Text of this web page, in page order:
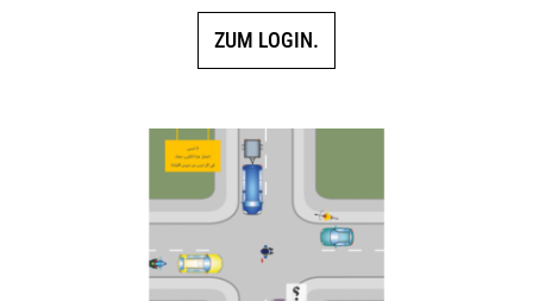
ZUM LOGIN.